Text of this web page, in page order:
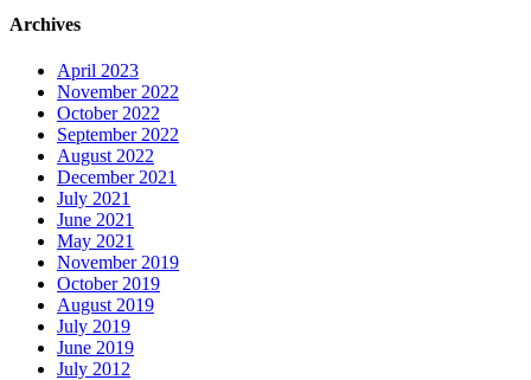
Archives
April 2023
November 2022
October 2022
September 2022
August 2022
December 2021
July 2021
June 2021
May 2021
November 2019
October 2019
August 2019
July 2019
June 2019
July 2012